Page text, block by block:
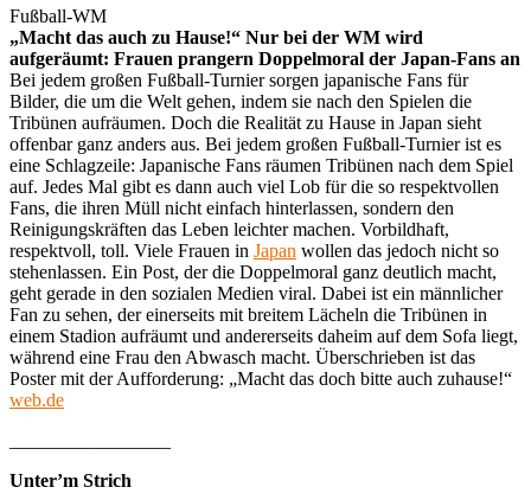
Fußball-WM
„Macht das auch zu Hause!“ Nur bei der WM wird
aufgeräumt: Frauen prangern Doppelmoral der Japan-Fans an
Bei jedem großen Fußball-Turnier sorgen japanische Fans für
Bilder, die um die Welt gehen, indem sie nach den Spielen die
Tribünen aufräumen. Doch die Realität zu Hause in Japan sieht
offenbar ganz anders aus. Bei jedem großen Fußball-Turnier ist es
eine Schlagzeile: Japanische Fans räumen Tribünen nach dem Spiel
auf. Jedes Mal gibt es dann auch viel Lob für die so respektvollen
Fans, die ihren Müll nicht einfach hinterlassen, sondern den
Reinigungskräften das Leben leichter machen. Vorbildhaft,
respektvoll, toll. Viele Frauen in Japan wollen das jedoch nicht so
stehenlassen. Ein Post, der die Doppelmoral ganz deutlich macht,
geht gerade in den sozialen Medien viral. Dabei ist ein männlicher
Fan zu sehen, der einerseits mit breitem Lächeln die Tribünen in
einem Stadion aufräumt und andererseits daheim auf dem Sofa liegt,
während eine Frau den Abwasch macht. Überschrieben ist das
Poster mit der Aufforderung: „Macht das doch bitte auch zuhause!“
web.de
Unter’m Strich